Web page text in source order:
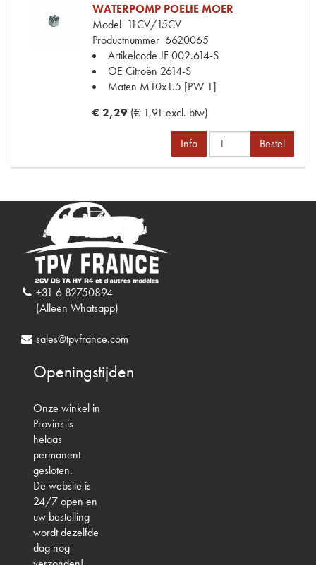
WATERPOMP POELIE MOER
Model 11CV/15CV
Productnummer 6620065
Artikelcode JF002.614-S
OE Citroën 2614-S
Maten M10x1.5 [PW 1]
€ 2,29 (€ 1,91 excl. btw)
Info Bestel
+31 6 82750894
(Alleen Whatsapp)
sales@tpvfrance.com
Openingstijden
Onze winkel in
Provins is
helaas
permanent
gesloten.
De website is
24/7 open en
uw bestelling
wordt dezelfde
dag nog